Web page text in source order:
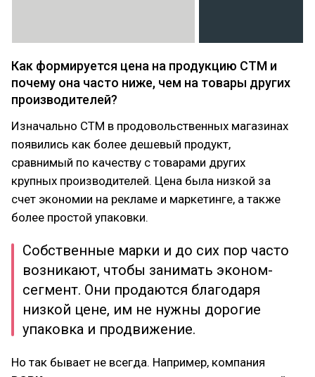
Как формируется цена на продукцию СТМ и
почему она часто ниже, чем на товары других
производителей?
Изначально СТМ в продовольственных магазинах
появились как более дешевый продукт,
сравнимый по качеству с товарами других
крупных производителей. Цена была низкой за
счет экономии на рекламе и маркетинге, а также
более простой упаковки.
Собственные марки и до сих пор часто
возникают, чтобы занимать эконом-
сегмент. Они продаются благодаря
низкой цене, им не нужны дорогие
упаковка и продвижение.
Но так бывает не всегда. Например, компания